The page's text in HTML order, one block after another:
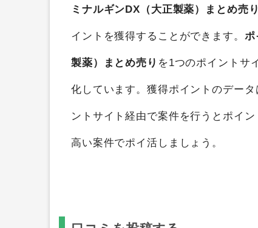
ミナルギンDX（大正製薬）まとめ売り
イントを獲得することができます。
製薬）まとめ売りを1つのポイントサ
化しています。獲得ポイントのデー